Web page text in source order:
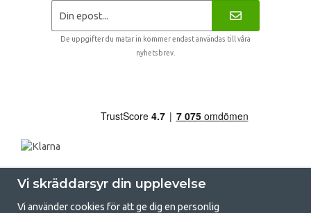
De uppgifter du matar in kommer endast användas till våra
nyhetsbrev.
Vi skräddarsyr din upplevelse
Vi använder cookies för att ge dig en personlig